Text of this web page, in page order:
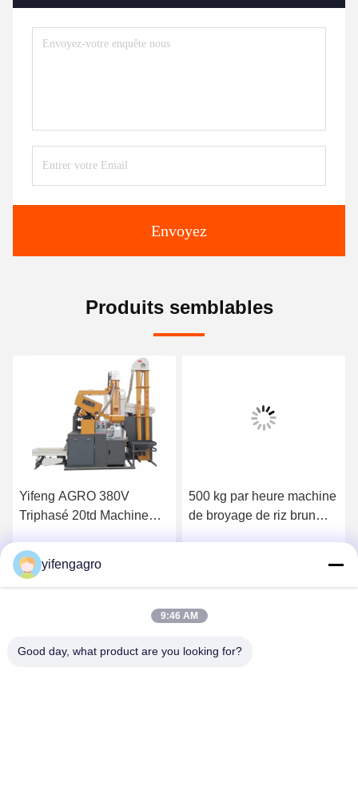
Envoyez
Produits semblables
Yifeng AGRO 380V
Triphasé 20td Machine
rizerie
Obtenez le meilleur prix
500 kg par heure machine
de broyage de riz brun
yifengagro
9:46 AM
Good day, what product are you looking for?